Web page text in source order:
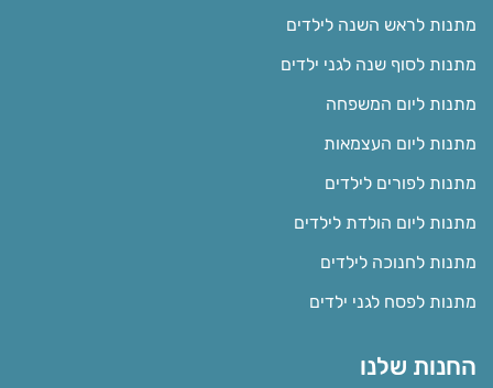
מתנות לראש השנה לילדים
מתנות לסוף שנה לגני ילדים
מתנות ליום המשפחה
מתנות ליום העצמאות
מתנות לפורים לילדים
מתנות ליום הולדת לילדים
מתנות לחנוכה לילדים
מתנות לפסח לגני ילדים
החנות שלנו